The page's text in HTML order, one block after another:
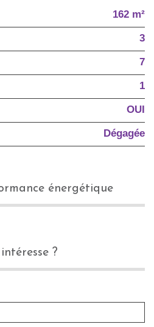
162 m²
3
7
1
OUI
Dégagée
énergétique
?